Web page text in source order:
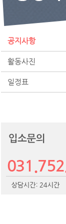
공지사항
활동사진
일정표